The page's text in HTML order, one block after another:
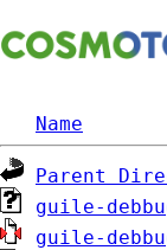
Name
Parent
guile-
guile-